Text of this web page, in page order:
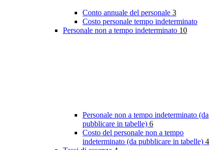
Conto annuale del personale 3
Costo personale tempo indeterminato
Personale non a tempo indeterminato 10
Personale non a tempo indeterminato (da
pubblicare in tabelle) 6
Costo del personale non a tempo
indeterminato (da pubblicare in tabelle) 4